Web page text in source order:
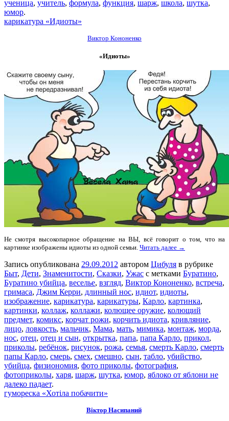
ученица, учитель, формула, функция, шарж, школа, шутка,
юмор.
карикатура «Идиоты»
Виктор Кононенко
«Идиоты»
Не смотря высокопарное обращение на ВЫ, всё говорит о том, что на
картинке изображены идиоты из одной семьи. Читать далее →
Запись опубликована 29.09.2012 автором Цибуля в рубрике
Быт, Дети, Знаменитости, Сказки, Ужас с метками Буратино,
Буратино убийца, веселье, взгляд, Виктор Кононенко, встреча,
гримаса, Джим Керри, длинный нос, идиот, идиоты,
изображение, карикатура, карикатуры, Карло, картинка,
картинки, коллаж, коллажи, колющее оружие, колющий
предмет, комикс, корчат рожи, корчить идиота, кривляние,
лицо, ловкость, мальчик, Мама, мать, мимика, монтаж, морда,
нос, отец, отец и сын, открытка, папа, папа Карло, прикол,
приколы, ребёнок, рисунок, рожа, семья, смерть Карло, смерть
папы Карло, смерь, смех, смешно, сын, табло, убийство,
убийца, физиономия, фото приколы, фотография,
фотоприколы, харя, шарж, шутка, юмор, яблоко от яблони не
далеко падает.
гумореска «Хотіла побачити»
Віктор Насипаний